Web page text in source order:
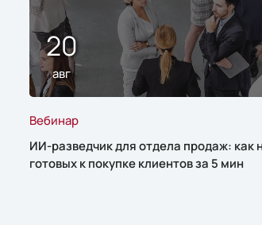
20
авг
Вебинар
ИИ-разведчик для отдела продаж: как
готовых к покупке клиентов за 5 мин